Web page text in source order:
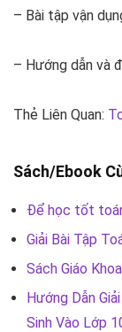
– Bài tập vận
– Hướng dẫn và
Thẻ Liên Quan:
Sách/Ebook
Để học tốt
Giải Bài Tập
Sách Giáo
Hướng Dẫn
Sinh Vào Lớp